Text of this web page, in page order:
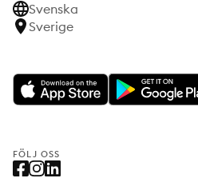
Svenska
Sverige
FÖLJ OSS